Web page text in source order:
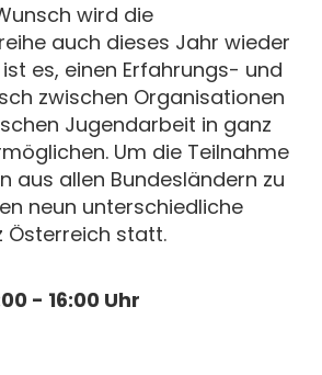
wird die
auch dieses Jahr wieder
es, einen Erfahrungs- und
zwischen Organisationen
Jugendarbeit in ganz
Um die Teilnahme
aus allen Bundesländern zu
neun unterschiedliche
Österreich statt.
- 16:00 Uhr